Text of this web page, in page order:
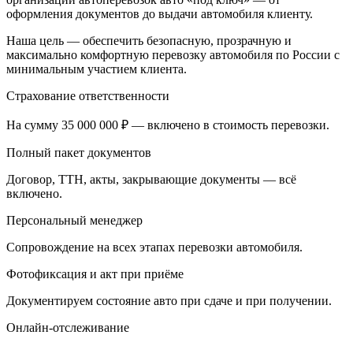
оформления документов до выдачи автомобиля клиенту.
Наша цель — обеспечить безопасную, прозрачную и
максимально комфортную перевозку автомобиля по России с
минимальным участием клиента.
Страхование ответственности
На сумму 35 000 000 ₽ — включено в стоимость перевозки.
Полный пакет документов
Договор, ТТН, акты, закрывающие документы — всё
включено.
Персональный менеджер
Сопровождение на всех этапах перевозки автомобиля.
Фотофиксация и акт при приёме
Документируем состояние авто при сдаче и при получении.
Онлайн-отслеживание